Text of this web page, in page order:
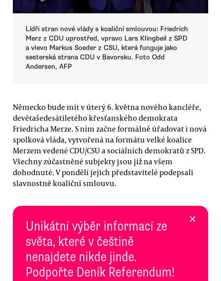
Lídři stran nové vlády s koaliční smlouvou: Friedrich
Merz z CDU uprostřed, vpravo Lars Klingbeil z SPD
a vlevo Markus Soeder z CSU, která funguje jako
sesterská strana CDU v Bavorsku. Foto Odd
Andersen, AFP
Německo bude mít v úterý 6. května nového kancléře,
devětašedesátiletého křesťanského demokrata
Friedricha Merze. S ním začne formálně úřadovat i nová
spolková vláda, vytvořená na formátu velké koalice
Merzem vedené CDU/CSU a sociálních demokratů z SPD.
Všechny zúčastněné subjekty jsou již na všem
dohodnuté. V pondělí jejich představitelé podepsali
slavnostně koaliční smlouvu.
Unikátní výběr informací ze
světa, které v češtině
nenajdete nikde jinde.
Podpořte Deník Referendum!
×